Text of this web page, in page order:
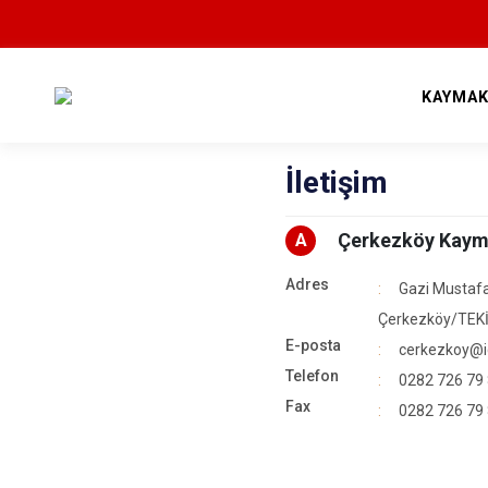
İletişim
A Çerkezköy
Adres
Gazi
Çerkezköy/
E-posta
Telefon
0282 726 79
Fax
0282 726 79